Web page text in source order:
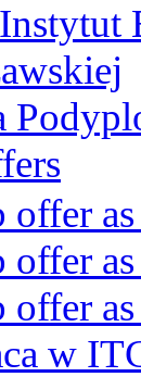
offer
offer
offer
w